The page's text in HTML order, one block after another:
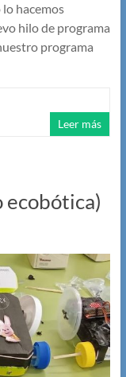
hacemos
hilo de programa
programa
Leer más
ecobótica)